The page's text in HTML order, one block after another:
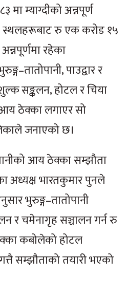
मा म्याग्दीको अन्नपूर्ण
स्थलहरूबाट रु एक करोड १५
रहेका
पाउद्वार र
सङ्कलन, होटल र चिया
ठेक्का लगाएर सो
जनाएको छ।
आय ठेक्का सम्झौता
अध्यक्ष भारतकुमार पुनले
भुरुङ्ग–तातोपानी
र चमेनागृह सञ्चालन गर्न रु
कबोलेको होटल
सम्झौताको तयारी भएको